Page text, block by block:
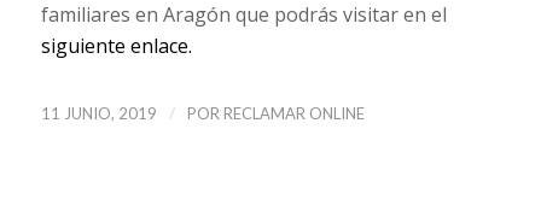
familiares en Aragón que podrás visitar en el
siguiente enlace.
11 JUNIO, 2019 / POR RECLAMAR ONLINE